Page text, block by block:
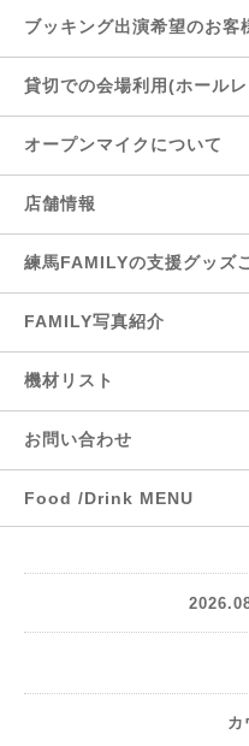
ブッキング出演希望のお客
貸切での会場利用(ホール
オープンマイクについて
店舗情報
練馬FAMILYの支援グッズ
FAMILY写真紹介
機材リスト
お問い合わせ
Food /Drink MENU
カ